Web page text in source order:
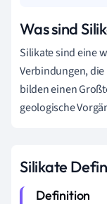
Was sind
Silikate sind eine
Verbindungen,
bilden einen
geologische
Silikate